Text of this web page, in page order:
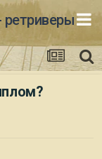
ретриверы